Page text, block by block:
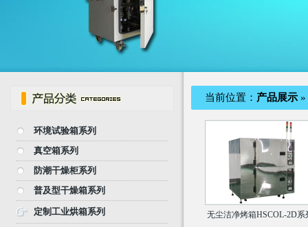
环境试验箱系列
真空箱系列
防潮干燥柜系列
普及型干燥箱系列
定制工业烘箱系列
当前位置： 产品展示 »
无尘洁净烤箱HSCOL-2D系